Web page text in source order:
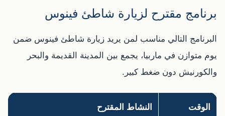
برنامج مقترح لزيارة شاطئ فينوس
البرنامج التالي مناسب لمن يريد زيارة شاطئ فينوس ضمن
يوم متوازن في ماربيا، يجمع بين المدينة القديمة والبحر
والكورنيش دون ضغط كبير.
الوقت النشاط المقترح